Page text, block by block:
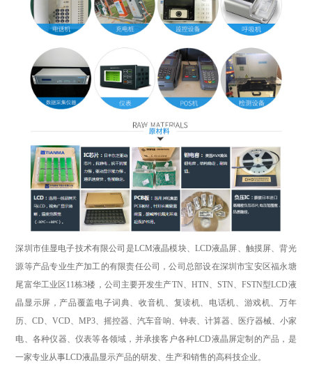
深圳市佳显电子技术有限公司是LCM液晶模块、LCD液晶屏、触摸屏、背光
源等产品专业生产加工的有限责任公司，公司总部设在深圳市宝安区福永塘
尾富华工业区11栋3楼，公司主要开发生产TN、HTN、STN、FSTN型LCD液
晶显示屏，产品覆盖电子词典、收音机、复读机、电话机、游戏机、万年
历、CD、VCD、MP3、摇控器、汽车音响、钟表、计算器、医疗器械、小家
电、各种仪器、仪表等各领域，并承接客户各种LCD液晶屏定制的产品，是
一家专业从事LCD液晶显示产品的研发、生产和销售的高科技企业。